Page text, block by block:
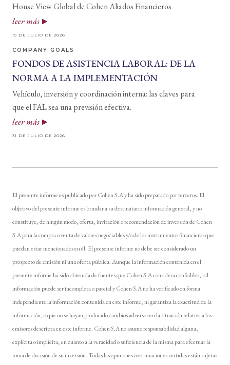
House View Global de Cohen Aliados Financieros
leer más
15 DE JULIO DE 2026
COMPANY GOALS
FONDOS DE ASISTENCIA LABORAL: DE LA
NORMA A LA IMPLEMENTACIÓN
Vehículo, inversión y coordinación interna: las claves para
que el FAL sea una previsión efectiva.
leer más
31 DE JULIO DE 2026
El presente informe es publicado por Cohen S.A y ha sido preparado por terceros. El
objetivo del presente informe es brindar a su destinatario información general, y no
constituye, de ningún modo, oferta, invitación o recomendación de inversión de Cohen
S.A para la compra o venta de valores negociables y/o de los instrumentos financieros que
puedan estar mencionados en él. El presente informe no debe ser considerado un
prospecto de emisión ni una oferta pública. Aunque la información contenida en el
presente informe ha sido obtenida de fuentes que Cohen S.A considera confiables, tal
información puede ser incompleta o parcial y Cohen S.A no ha verificado en forma
independiente la información contenida en este informe, ni garantiza la exactitud de la
información, o que no se hayan producido cambios adversos en la situación relativa a los
emisores descripta en este informe. Cohen S.A no asume responsabilidad alguna,
explícita o implícita, en cuanto a la veracidad o suficiencia de la misma para efectuar la
toma de decisión de su inversión. Todas las opiniones o estimaciones vertidas están sujetas